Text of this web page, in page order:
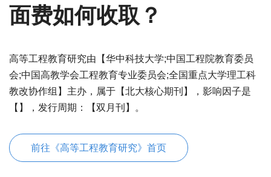
面费如何收取？
高等工程教育研究由【华中科技大学;中国工程院教育委员
会;中国高教学会工程教育专业委员会;全国重点大学理工科
教改协作组】主办，属于【北大核心期刊】，影响因子是
【】，发行周期：【双月刊】。
前往《高等工程教育研究》首页